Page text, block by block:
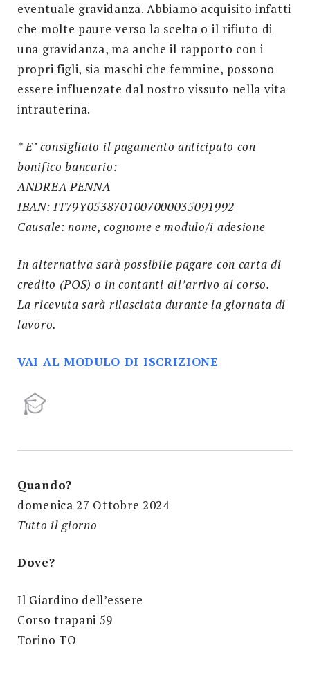
eventuale gravidanza. Abbiamo acquisito infatti
che molte paure verso la scelta o il rifiuto di
una gravidanza, ma anche il rapporto con i
propri figli, sia maschi che femmine, possono
essere influenzate dal nostro vissuto nella vita
intrauterina.
* E’ consigliato il pagamento anticipato con
bonifico bancario:
ANDREA PENNA
IBAN: IT79Y0538701007000035091992
Causale: nome, cognome e modulo/i adesione
In alternativa sarà possibile pagare con carta di
credito (POS) o in contanti all’arrivo al corso.
La ricevuta sarà rilasciata durante la giornata di
lavoro.
VAI AL MODULO DI ISCRIZIONE
Quando?
domenica 27 Ottobre 2024
Tutto il giorno
Dove?
Il Giardino dell’essere
Corso trapani 59
Torino TO